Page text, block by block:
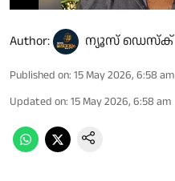
Author: ന്യൂസ് ഡെസ്ക്
Published on: 15 May 2026, 6:58 am
Updated on: 15 May 2026, 6:58 am